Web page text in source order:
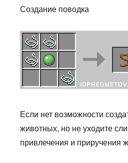
Создание поводка
Если нет возможности
животных, но не уходите
привлечения и приручения